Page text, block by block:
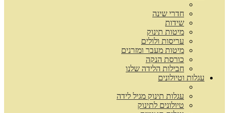
חדרי שינה
שידות
מיטות תינוק
עריסות ולולים
מיטות מעבר ומזרנים
כורסת הנקה
חבילות הלידה שלנו
עגלות וטיולונים
עגלות תינוק מגיל לידה
טיולונים לתינוק